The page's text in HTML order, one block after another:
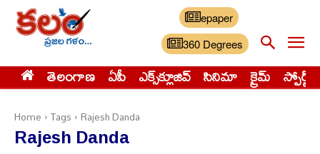
epaper
360 Degrees
తెలంగాణ ఏపీ ఎక్స్‌క్లూజివ్‌ సినిమా క్రైమ్ స్పోర్ట్స్
Home Tags Rajesh Danda
Rajesh Danda